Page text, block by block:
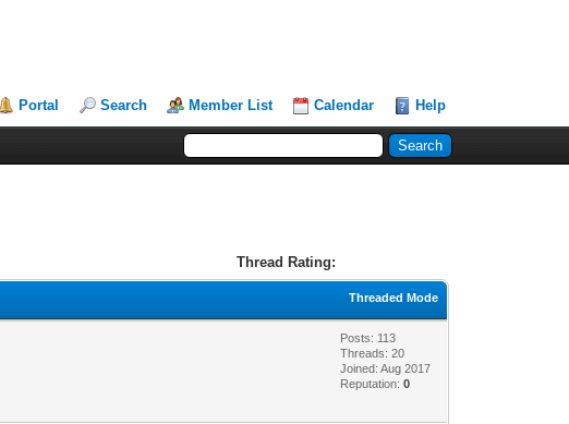
Portal Search Member List Calendar Help
Thread Rating:
Threaded Mode
Posts: 113
Threads: 20
Joined: Aug 2017
Reputation:0